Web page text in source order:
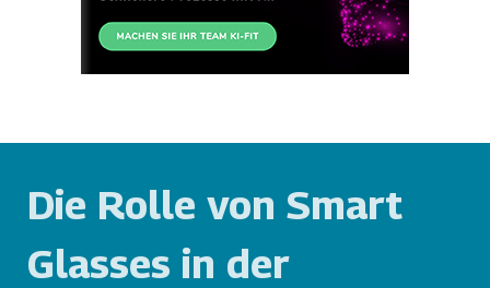
Die Rolle von Smart
Glasses in der